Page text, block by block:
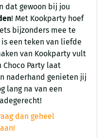
dat gewoon bij jou
! Met Kookparty hoef
bijzonders mee te
is een teken van liefde
van Kookparty vult
Choco Party laat
naderhand genieten jij
lang na van een
dan geheel